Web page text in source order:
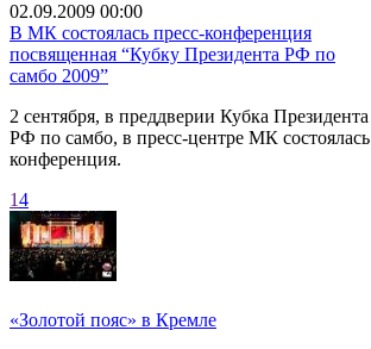
02.09.2009 00:00
В МК состоялась пресс-конференция
посвященная “Кубку Президента РФ по
самбо 2009”
2 сентября, в преддверии Кубка Президента
РФ по самбо, в пресс-центре МК состоялась
конференция.
14
«Золотой пояс» в Кремле